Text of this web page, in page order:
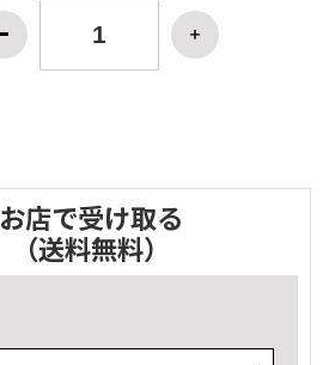
お店で受け取る
（送料無料）